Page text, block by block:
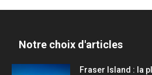
Notre choix d'articles
Fraser Island : la